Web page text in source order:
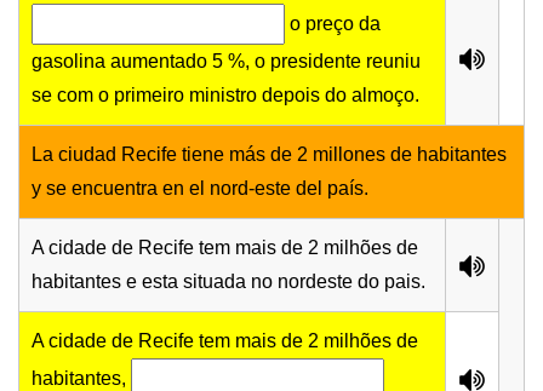
o preço da
gasolina aumentado 5 %, o presidente reuniu
se com o primeiro ministro depois do almoço.
La ciudad Recife tiene más de 2 millones de habitantes
y se encuentra en el nord-este del país.
A cidade de Recife tem mais de 2 milhões de
habitantes e esta situada no nordeste do pais.
A cidade de Recife tem mais de 2 milhões de
habitantes,